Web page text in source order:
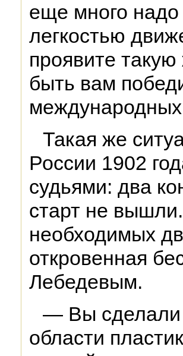
еще много надо
легкостью
проявите
быть вам
Такая же
России 1902
судьями: два
старт не
необходимых
откровенная
Лебедевым.
— Вы сделали
области